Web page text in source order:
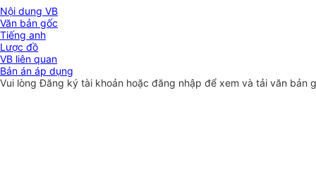
Nội dung VB
Văn bản gốc
Tiếng anh
Lược đồ
VB liên quan
Bản án áp dụng
Vui lòngĐăng ký tài khoản hoặc đăng nhập để xem và tải văn bản